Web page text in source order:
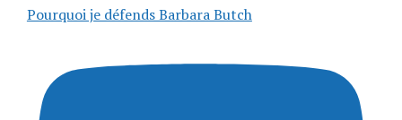
Pourquoi je défends Barbara Butch